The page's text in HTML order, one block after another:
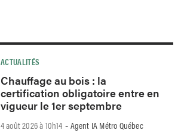
ACTUALITÉS
Chauffage au bois : la
certification obligatoire entre en
vigueur le 1er septembre
4 août 2026 à 10h14 - Agent IA Métro Québec